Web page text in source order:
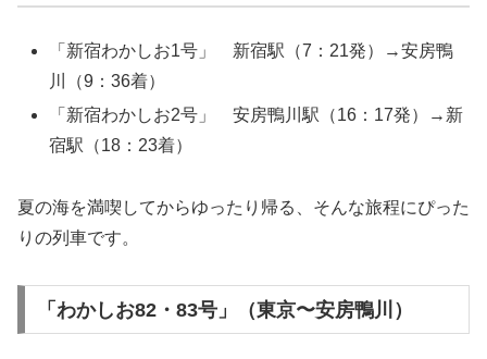
「新宿わかしお1号」 新宿駅（7：21発）→安房鴨
川（9：36着）
「新宿わかしお2号」 安房鴨川駅（16：17発）→新
宿駅（18：23着）
夏の海を満喫してからゆったり帰る、そんな旅程にぴった
りの列車です。
「わかしお82・83号」（東京〜安房鴨川）